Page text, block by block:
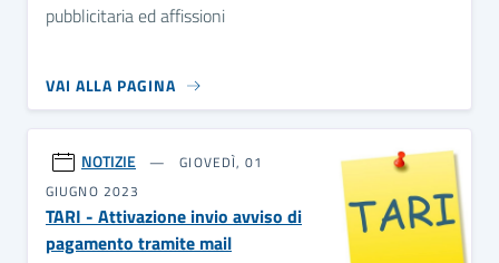
pubblicitaria ed affissioni
VAI ALLA PAGINA
NOTIZIE
GIOVEDÌ, 01
GIUGNO 2023
TARI - Attivazione invio avviso di
pagamento tramite mail